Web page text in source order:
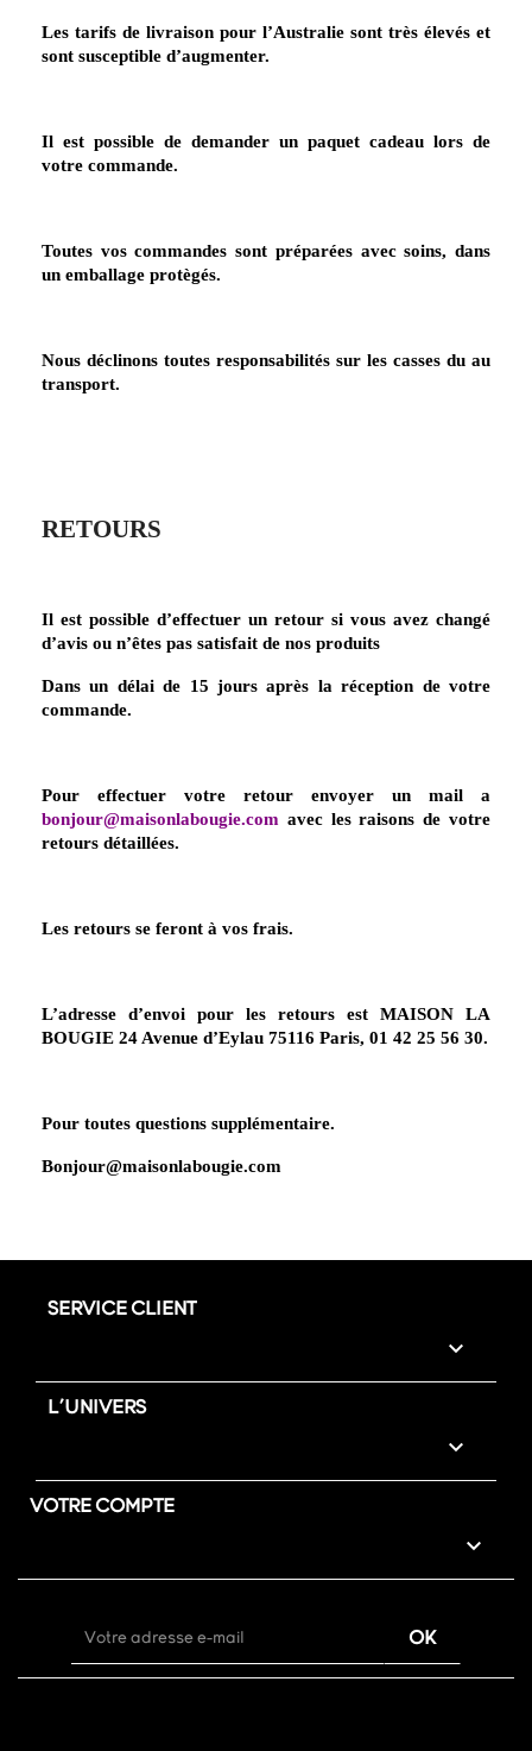
Les tarifs de livraison pour l’Australie sont très élevés et
sont susceptible d’augmenter.
Il est possible de demander un paquet cadeau lors de
votre commande.
Toutes vos commandes sont préparées avec soins, dans
un emballage protègés.
Nous déclinons toutes responsabilités sur les casses du au
transport.
RETOURS
Il est possible d’effectuer un retour si vous avez changé
d’avis ou n’êtes pas satisfait de nos produits
Dans un délai de 15 jours après la réception de votre
commande.
Pour effectuer votre retour envoyer un mail a
bonjour@maisonlabougie.com avec les raisons de votre
retours détaillées.
Les retours se feront à vos frais.
L’adresse d’envoi pour les retours est MAISON LA
BOUGIE 24 Avenue d’Eylau 75116 Paris, 01 42 25 56 30.
Pour toutes questions supplémentaire.
Bonjour@maisonlabougie.com
SERVICE CLIENT

L'UNIVERS

VOTRE COMPTE
